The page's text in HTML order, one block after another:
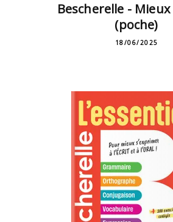
Bescherelle -
(poche)
18/06/2025